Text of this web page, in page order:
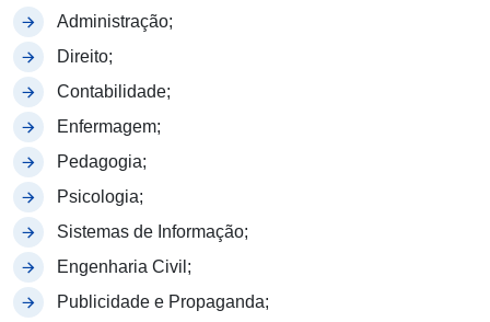
Administração;
Direito;
Contabilidade;
Enfermagem;
Pedagogia;
Psicologia;
Sistemas de Informação;
Engenharia Civil;
Publicidade e Propaganda;